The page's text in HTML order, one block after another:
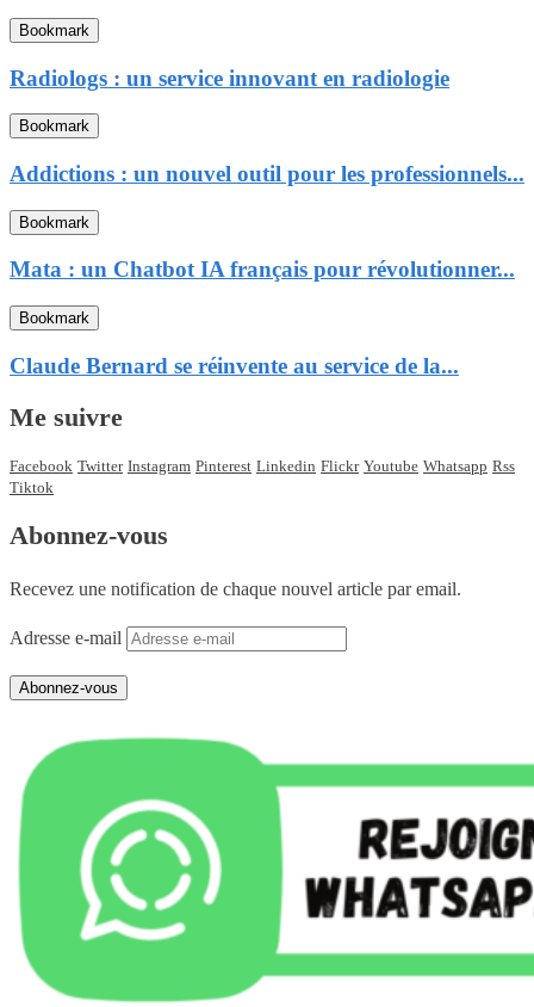
Bookmark
Radiologs : un service innovant en radiologie
Bookmark
Addictions : un nouvel outil pour les professionnels...
Bookmark
Mata : un Chatbot IA français pour révolutionner...
Bookmark
Claude Bernard se réinvente au service de la...
Me suivre
Facebook Twitter Instagram Pinterest Linkedin Flickr Youtube Whatsapp Rss
Tiktok
Abonnez-vous
Recevez une notification de chaque nouvel article par email.
Adresse e-mail
Abonnez-vous